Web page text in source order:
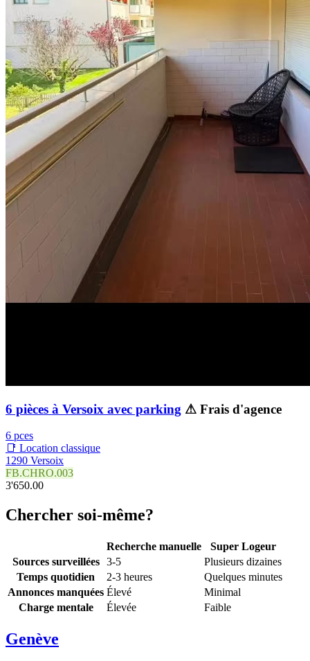
6 pièces à Versoix avec parking ⚠ Frais d'agence
6 pces
📑 Location classique
1290 Versoix
FB.CHRO.003
3'650.00
Chercher soi-même?
Recherche manuelle
Super Logeur
Sources surveillées
3-5
Plusieurs dizaines
Temps quotidien
2-3 heures
Quelques minutes
Annonces manquées Élevé
Minimal
Charge mentale
Élevée Faible
Genève